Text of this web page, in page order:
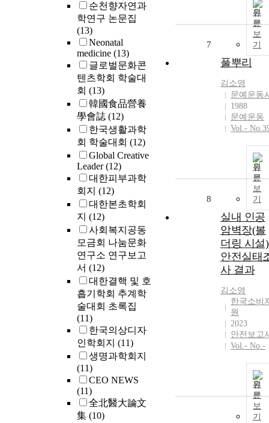
순천향자연과
학연구 논문집
(13)
Neonatal
medicine (13)
글로벌문화콘
텐츠학회 학술대
회 (13)
韓國食品營養
學會誌 (12)
한국생활과학
회 학술대회 (12)
Global Creative
Leader(12)
대한피부과학
회지 (12)
대한본초학회
지 (12)
사회복지공동
모금회 나눔문화
연구소 연구보고
서 (12)
대한결핵 및 호
흡기학회 추계학
술대회 초록집
(11)
한국의상디자
인학회지 (11)
생명과학회지
(11)
CEO NEWS
(11)
全北醫大論文
集 (10)
원
문
보
기
7
풀뿌리
김소영
문예운동
1988
문예운동
Vol.-
원
문
보
기
8
실내 인공
암벽장(볼
더링 시설)
안전실태
사 결과
김소영
한국소비
원
2023
안전보고
Vol.- No.-
원
문
보
기